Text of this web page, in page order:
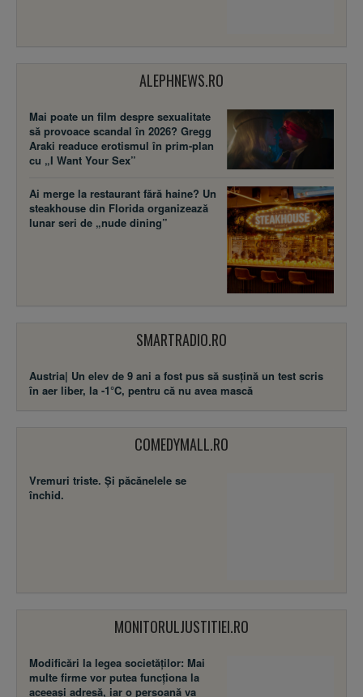
ALEPHNEWS.RO
Mai poate un film despre sexualitate
să provoace scandal în 2026? Gregg
Araki readuce erotismul în prim-plan
cu „I Want Your Sex”
Ai merge la restaurant fără haine? Un
steakhouse din Florida organizează
lunar seri de „nude dining”
SMARTRADIO.RO
Austria| Un elev de 9 ani a fost pus să susţină un test scris
în aer liber, la -1°C, pentru că nu avea mască
COMEDYMALL.RO
Vremuri triste. Şi păcănelele se
închid.
MONITORULJUSTITIEI.RO
Modificări la legea societăţilor: Mai
multe firme vor putea funcţiona la
aceeaşi adresă, iar o persoană va